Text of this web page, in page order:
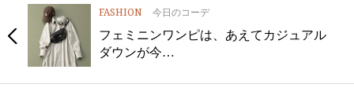
FASHION 今日のコーデ
フェミニンワンピは、あえてカジュアル
ダウンが今…